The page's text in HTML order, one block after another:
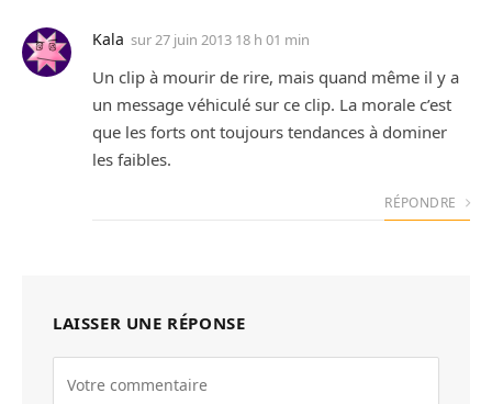
Kala sur27 juin 2013 18 h 01 min
Un clip à mourir de rire, mais quand même il y a
un message véhiculé sur ce clip. La morale c’est
que les forts ont toujours tendances à dominer
les faibles.
RÉPONDRE
LAISSER UNE RÉPONSE